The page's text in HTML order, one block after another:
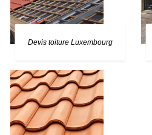
Devis toiture Luxembourg